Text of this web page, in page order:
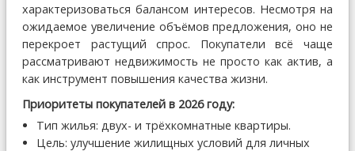
характеризоваться балансом интересов. Несмотря на
ожидаемое увеличение объёмов предложения, оно не
перекроет растущий спрос. Покупатели всё чаще
рассматривают недвижимость не просто как актив, а
как инструмент повышения качества жизни.
Приоритеты покупателей в 2026 году:
Тип жилья: двух- и трёхкомнатные квартиры.
Цель: улучшение жилищных условий для личных